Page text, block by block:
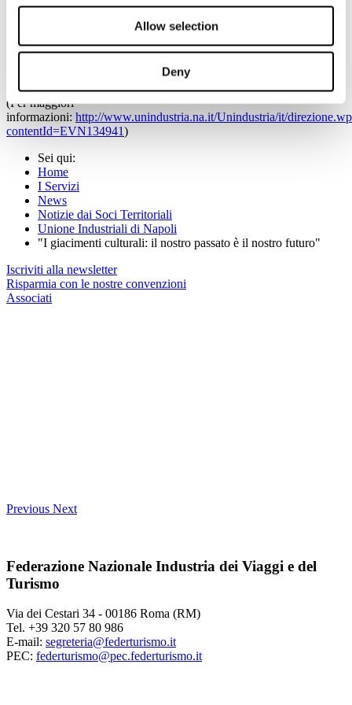
Allow selection
Deny
fama internazionale, quali il Senior curator del British Museum, Paul
Roberts e il Direttore di Oplontis Project dell’Università di Austin
nel Texas, John R. Clarke.Modererà i lavori Roberto Napoletano,
Direttore del Sole 24 Ore. Programma In allegato
http://eventi.unindustria.na.it
(Per maggiori
informazioni: http://www.unindustria.na.it/Unindustria/it/
contentId=EVN134941)
Sei qui:
Home
I Servizi
News
Notizie dai Soci Territoriali
Unione Industriali di Napoli
"I giacimenti culturali: il nostro passato è il nostro futuro"
Iscriviti alla newsletter
Risparmia con le nostre convenzioni
Associati
Previous Next
Federazione Nazionale Industria dei Viaggi e del
Turismo
Via dei Cestari 34 - 00186 Roma (RM)
Tel. +39 320 57 80 986
E-mail: segreteria@federturismo.it
PEC: federturismo@pec.federturismo.it